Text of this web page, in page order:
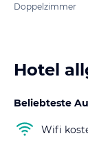
Doppelzimmer
Hotel
Beliebteste
Wifi